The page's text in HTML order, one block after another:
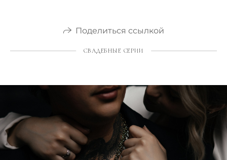
Поделиться ссылкой
СВАДЕБНЫЕ СЕРИИ